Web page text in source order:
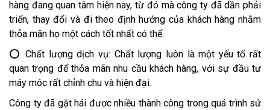
hàng đang quan tâm hiện nay, từ đó mà công ty đã dần phải
triển, thay đổi và đi theo định hướng của khách hàng nhằm
thỏa mãn họ một cách tốt nhất có thể.
⭕ Chất lượng dịch vụ: Chất lượng luôn là một yếu tố rất
quan trọng để thỏa mãn nhu cầu khách hàng, với sự đầu tư
máy móc rất chỉnh chu và hiện đại.
Công ty đã gặt hái được nhiều thành công trong quá trình sử